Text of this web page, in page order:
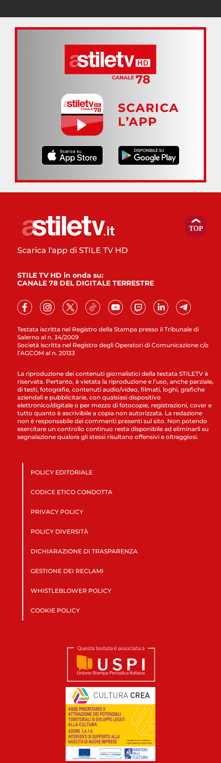
SCARICA
L’APP
Testata iscritta nel Registro della Stampa presso il Tribunale di
Salerno al n. 34/2009
Società iscritta nel Registro degli Operatori di Comunicazione c/o
l’AGCOM al n. 20133
Scarica l'app di STILE TV HD
STILE TV HD in onda su:
CANALE 78 DEL DIGITALE TERRESTRE
La riproduzione dei contenuti giornalistici della testata STILETV è
riservata. Pertanto, è vietata la riproduzione e l’uso, anche parziale,
di testi, fotografie, contenuti audio/video, filmati, loghi, grafiche
aziendali e pubblicitarie, con qualsiasi dispositivo
elettronico/digitale o per mezzo di fotocopie, registrazioni, cover e
tutto quanto è ascrivibile a copia non autorizzata. La redazione
non è responsabile dei commenti presenti sul sito. Non potendo
esercitare un controllo continuo resta disponibile ad eliminarli su
segnalazione qualora gli stessi risultano offensivi e oltraggiosi.
POLICY EDITORIALE
CODICE ETICO CONDOTTA
PRIVACY POLICY
POLICY DIVERSITÀ
DICHIARAZIONE DI TRASPARENZA
GESTIONE DEI RECLAMI
WHISTLEBLOWER POLICY
COOKIE POLICY